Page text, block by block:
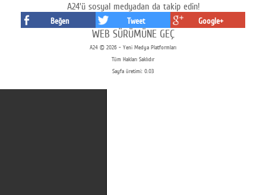
A24'ü sosyal medyadan da takip edin!
Beğen Tweet Google+
WEB SÜRÜMÜNE GEÇ
A24 © 2026 - Yeni Medya Platformları
Tüm Hakları Saklıdır
Sayfa üretimi: 0.03